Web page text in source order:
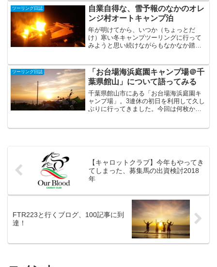
せっかく誘ってくれて。そんな人生初め
てのグルキャンは意外に...
ツーリング日誌
自業自得な、雪予報のなかのオレ
ンジ村オートキャンプ泊
年が明けてから、いつか（ちょっとだ
け）寒い冬キャンプツーリングに行って
みようと思い続けながらもなかなか踏み
うち2日を使って南房総へキャンプツーリ
ングに行き、後悔もそれな...
ツーリング日誌
「お台場海浜庭園キャンプ場＠千
葉県館山」について語ってみる
千葉県館山市にある「お台場海浜庭園キ
ャンプ場」。3連休の初日を利用して久し
ぶりに行ってきました。今回は何枚か写
【キャロットクラブ】今年もやってき
てしまった、募集馬の出資検討2018
年
FTR223と行くブログ、100記事に到
達！